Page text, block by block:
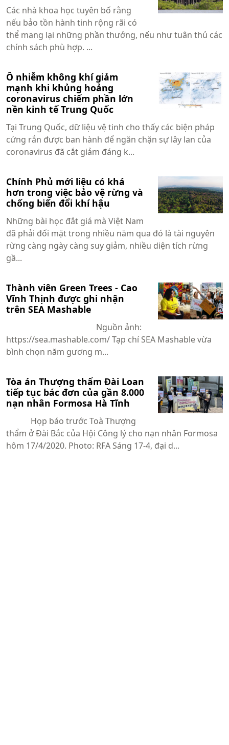
Các nhà khoa học tuyên bố rằng
nếu bảo tồn hành tinh rộng rãi có
thể mang lại những phần thưởng, nếu như tuân thủ các
chính sách phù hợp. ...
Ô nhiễm không khí giảm
mạnh khi khủng hoảng
coronavirus chiếm phần lớn
nền kinh tế Trung Quốc
Tại Trung Quốc, dữ liệu vệ tinh cho thấy các biện pháp
cứng rắn được ban hành để ngăn chặn sự lây lan của
coronavirus đã cắt giảm đáng k...
Chính Phủ mới liệu có khá
hơn trong việc bảo vệ rừng và
chống biến đổi khí hậu
Những bài học đắt giá mà Việt Nam
đã phải đối mặt trong nhiều năm qua đó là tài nguyên
rừng càng ngày càng suy giảm, nhiều diện tích rừng
gầ...
Thành viên Green Trees - Cao
Vĩnh Thịnh được ghi nhận
trên SEA Mashable
Nguồn ảnh:
https://sea.mashable.com/ Tạp chí SEA Mashable vừa
bình chọn năm gương m...
Tòa án Thượng thẩm Đài Loan
tiếp tục bác đơn của gần 8.000
nạn nhân Formosa Hà Tĩnh
Họp báo trước Toà Thượng
thẩm ở Đài Bắc của Hội Công lý cho nạn nhân Formosa
hôm 17/4/2020. Photo: RFA Sáng 17-4, đại d...